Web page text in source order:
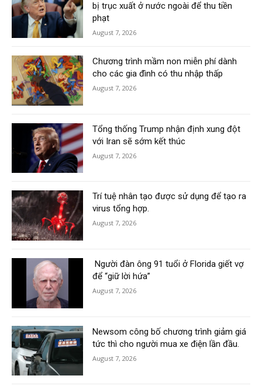
bị trục xuất ở nước ngoài để thu tiền
phạt
August 7, 2026
Chương trình mầm non miễn phí dành
cho các gia đình có thu nhập thấp
August 7, 2026
Tổng thống Trump nhận định xung đột
với Iran sẽ sớm kết thúc
August 7, 2026
Trí tuệ nhân tạo được sử dụng để tạo ra
virus tổng hợp.
August 7, 2026
Người đàn ông 91 tuổi ở Florida giết vợ
để “giữ lời hứa”
August 7, 2026
Newsom công bố chương trình giảm giá
tức thì cho người mua xe điện lần đầu.
August 7, 2026